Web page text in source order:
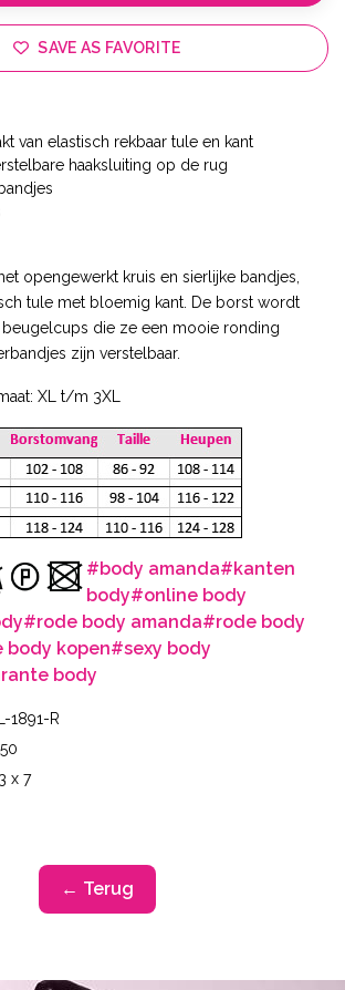
SAVE AS FAVORITE
van elastisch rekbaar tule en kant
haaksluiting op de rug
opengewerkt kruis en sierlijke bandjes,
tule met bloemig kant. De borst wordt
die ze een mooie ronding
zijn verstelbaar.
XL t/m 3XL
#body amanda#kanten
body#online body
#rode body amanda#rode body
body kopen#sexy body
body
1891-R
x 7
← Terug